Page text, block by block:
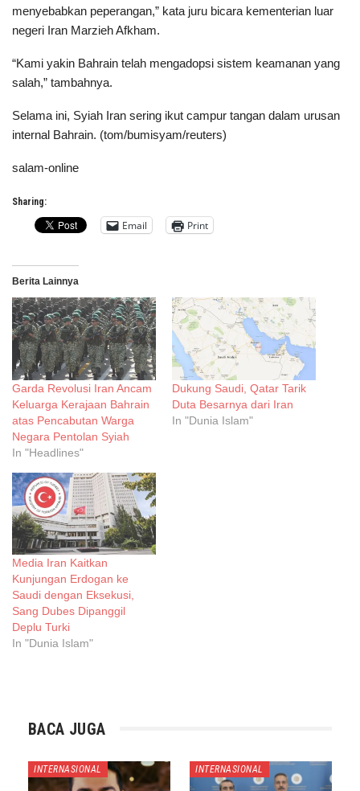
menyebabkan peperangan,” kata juru bicara kementerian luar
negeri Iran Marzieh Afkham.
“Kami yakin Bahrain telah mengadopsi sistem keamanan yang
salah,” tambahnya.
Selama ini, Syiah Iran sering ikut campur tangan dalam urusan
internal Bahrain. (tom/bumisyam/reuters)
salam-online
Sharing:
Email Print
Berita Lainnya
Garda Revolusi Iran Ancam
Keluarga Kerajaan Bahrain
atas Pencabutan Warga
Negara Pentolan Syiah
In "Headlines"
Dukung Saudi, Qatar Tarik
Duta Besarnya dari Iran
In "Dunia Islam"
Media Iran Kaitkan
Kunjungan Erdogan ke
Saudi dengan Eksekusi,
Sang Dubes Dipanggil
Deplu Turki
In "Dunia Islam"
BACA JUGA
INTERNASIONAL INTERNASIONAL